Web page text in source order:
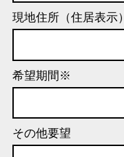
現地住所（住居表示）
希望期間 ※
その他要望